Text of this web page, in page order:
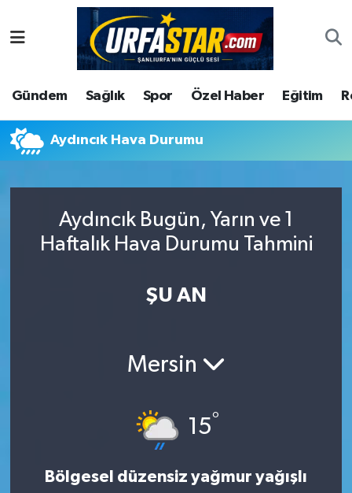
Gündem Sağlık Spor Özel Haber Eğitim
Aydıncık Hava Durumu
Aydıncık Bugün, Yarın ve 1
Haftalık Hava Durumu Tahmini
ŞU AN
Mersin
15°
Bölgesel düzensiz yağmur yağışlı
ASAYİS
ÇEVRE
DUNYA
Ekonomi
Şanlıurfa Nöbetçi Eczaneler
Şanlıurfa Hava Durumu
Şanlıurfa Namaz Vakitleri
Süper Lig Puan Durumu ve Fikstür
Son Dakika Haberleri